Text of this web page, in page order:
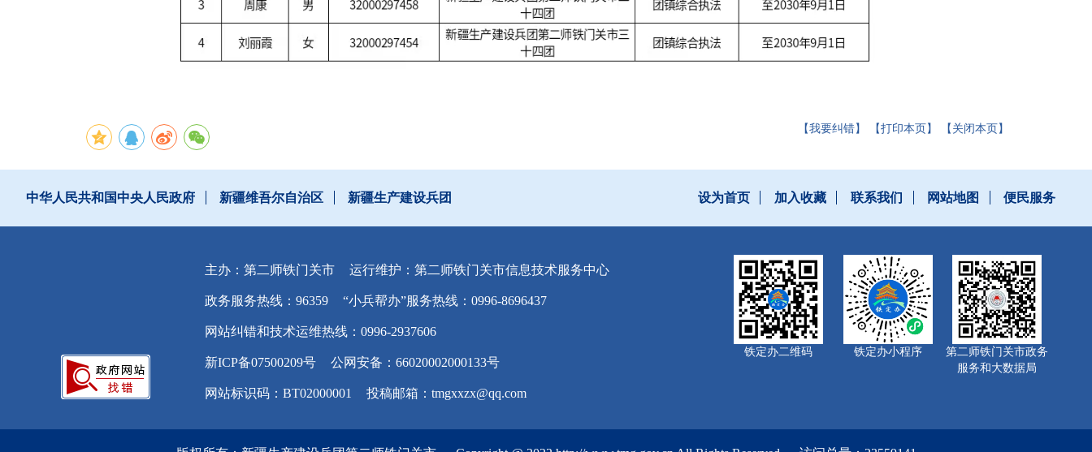
【我要纠错】 【打印本页】 【关闭本页】
中华人民共和国中央人民政府 新疆维吾尔自治区 新疆生产建设兵团 设为首页 加入收藏 联系我们 网站地图 便民服务
主办：第二师铁门关市 运行维护：第二师铁门关市信息技术服务中心
政务服务热线：96359 “小兵帮办”服务热线：0996-8696437
网站纠错和技术运维热线：0996-2937606
新ICP备07500209号 公网安备：66020002000133号
网站标识码：BT02000001 投稿邮箱：tmgxxzx@qq.com
铁定办二维码 铁定办小程序
第二师铁门关市政务
服务和大数据局